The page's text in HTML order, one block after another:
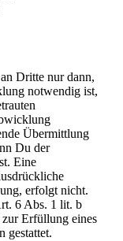
Dritte nur dann,
notwendig ist,
Übermittlung
Du der
Eine
erfolgt nicht.
6 Abs. 1 lit. b
Erfüllung eines
gestattet.